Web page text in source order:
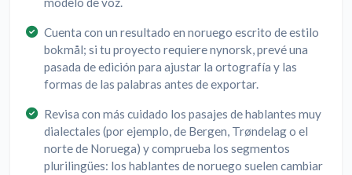
Cuenta con un resultado en noruego escrito de estilo
bokmål; si tu proyecto requiere nynorsk, prevé una
pasada de edición para ajustar la ortografía y las
formas de las palabras antes de exportar.
Revisa con más cuidado los pasajes de hablantes muy
dialectales (por ejemplo, de Bergen, Trøndelag o el
norte de Noruega) y comprueba los segmentos
plurilingües: los hablantes de noruego suelen cambiar